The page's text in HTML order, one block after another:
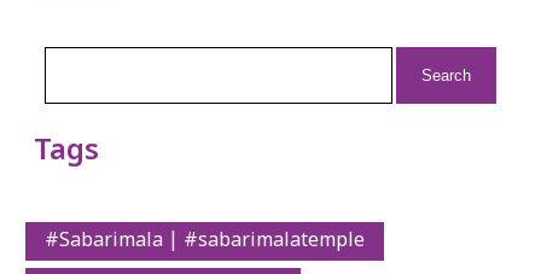
Tags
#Sabarimala | #sabarimalatemple